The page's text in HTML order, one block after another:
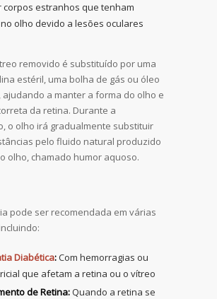
corpos estranhos que tenham
olho devido a lesões oculares
removido é substituído por uma
estéril, uma bolha de gás ou óleo
ajudando a manter a forma do olho e
da retina. Durante a
o olho irá gradualmente substituir
pelo fluido natural produzido
olho, chamado humor aquoso.
pode ser recomendada em várias
Diabética:Com hemorragias ou
que afetam a retina ou o vítreo
de Retina:Quando a retina se